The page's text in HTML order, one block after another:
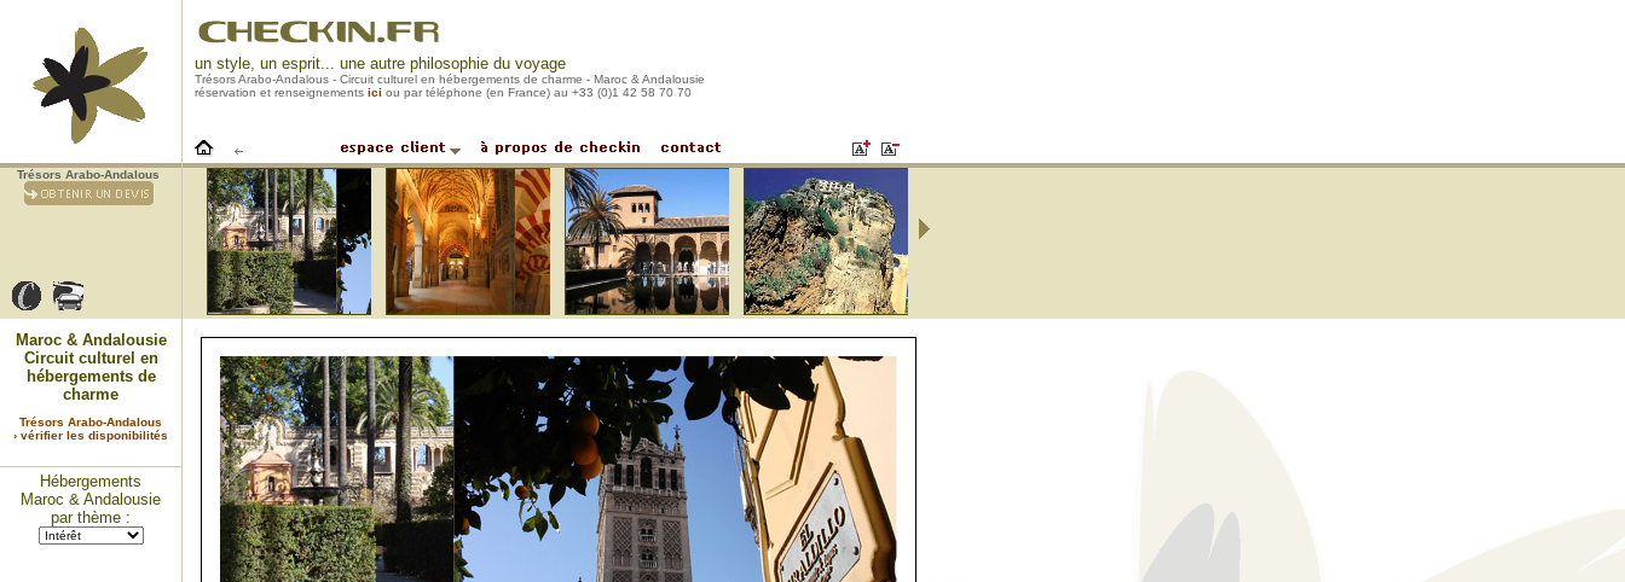
un style, un esprit... une autre philosophie du voyage
Trésors Arabo-Andalous - Circuit culturel en hébergements de charme - Maroc & Andalousie
réservation et renseignements ici ou par téléphone (en France) au +33 (0)1 42 58 70 70
Trésors Arabo-Andalous
Maroc & Andalousie
Circuit culturel en
hébergements de
charme
Trésors Arabo-Andalous
› vérifier les disponibilités
Hébergements
Maroc & Andalousie
par thème :